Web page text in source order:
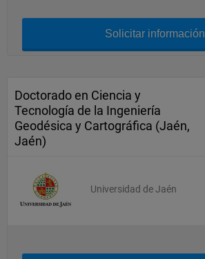
Solicitar información
Doctorado en Ciencia y
Tecnología de la Ingeniería
Geodésica y Cartográfica (Jaén,
Jaén)
Universidad de Jaén